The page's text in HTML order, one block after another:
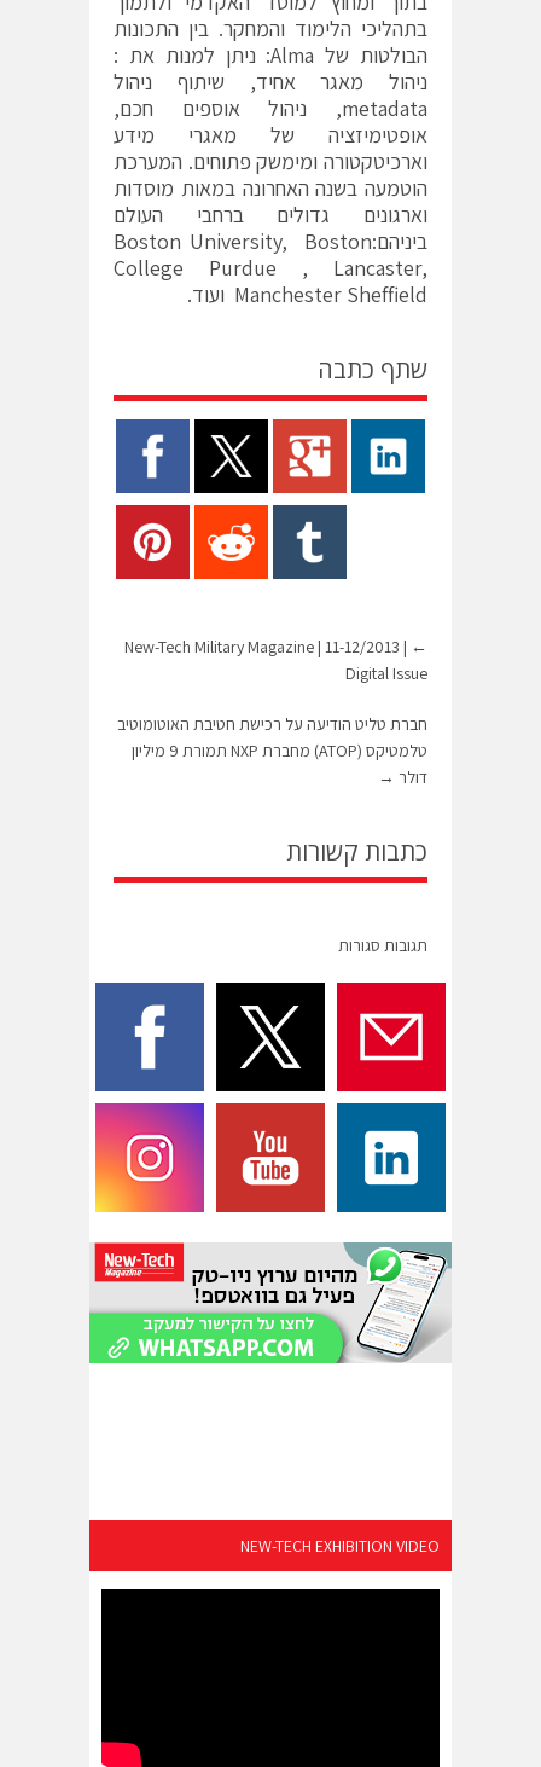
בתהליכי הלימוד והמחקר. בין התכונות
הבולטות של Alma: ניתן למנות את :
ניהול מאגר אחיד, שיתוף ניהול
metadata, ניהול אוספים חכם,
אופטימיזציה של מאגרי מידע
וארכיטקטורה ומימשק פתוחים. המערכת
הוטמעה בשנה האחרונה במאות מוסדות
וארגונים גדולים ברחבי העולם
ביניהם:Boston University, Boston
College Purdue , Lancaster,
Manchester Sheffield ועוד.
שתף כתבה
←
New-Tech Military Magazine | 11-12/2013 |
Digital Issue
חברת טליט הודיעה על רכישת חטיבת האוטומוטיב
טלמטיקס (ATOP) מחברת NXP תמורת 9 מיליון
דולר →
כתבות קשורות
תגובות סגורות
NEW-TECH EXHIBITION VIDEO